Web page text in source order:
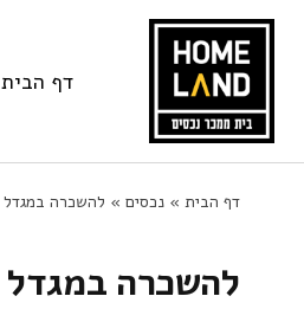
content
דף הבית
דף הבית »נכסים » להשכרה במגדל MANHATTAN דירת 2.5 חדרים מרוהטת קומפלט!
להשכרה במגדל MANHATTAN דירת 2.5 חדרים מרוהטת קומפלט!